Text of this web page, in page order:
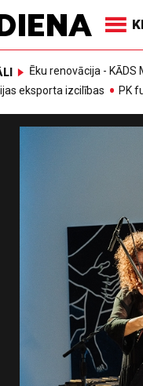
Ēku renovācija - KĀDS
eksporta izcilības
PK